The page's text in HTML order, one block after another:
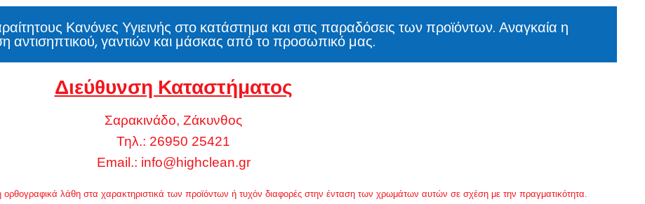
Κανόνες Υγιεινής στο κατάστημα και στις παραδόσεις των προϊόντων. Αναγκαία η
αντισηπτικού, γαντιών και μάσκας από το προσωπικό μας.
Διεύθυνση Καταστήματος
Σαρακινάδο, Ζάκυνθος
Τηλ.: 26950 25421
Email.: info@highclean.gr
ορθογραφικά λάθη στα χαρακτηριστικά των προϊόντων ή τυχόν διαφορές στην ένταση των χρωμάτων αυτών σε σχέση με την πραγματικότητα.